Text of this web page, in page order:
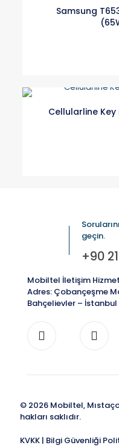
Samsung
Cellularline Key
geçin.
+90
Mobiltel İletişim
Adres: Çobançeşme
Bahçelievler – İstanbul
© 2026 Mobiltel,
hakları saklıdır.
KVKK | Bilgi Güvenliği